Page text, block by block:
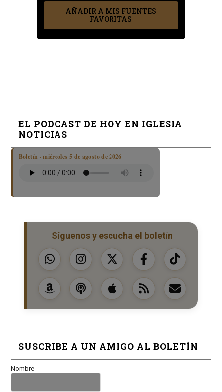
AÑADIR A MIS FUENTES
FAVORITAS
EL PODCAST DE HOY EN IGLESIA
NOTICIAS
Boletín · miércoles 5 de agosto de 2026
Síguenos y escucha el boletín
SUSCRIBE A UN AMIGO AL BOLETÍN
Nombre